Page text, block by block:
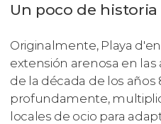
Un poco de historia
Originalmente, Playa
extensión arenosa en las
de la década de los años
profundamente,
locales de ocio para